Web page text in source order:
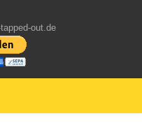
out.de